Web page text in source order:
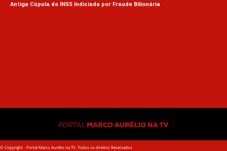
Antiga Cúpula do INSS Indiciada por Fraude Bilionária
© Copyright - Portal Marco Aurélio na TV. Todos os direitos Reservados